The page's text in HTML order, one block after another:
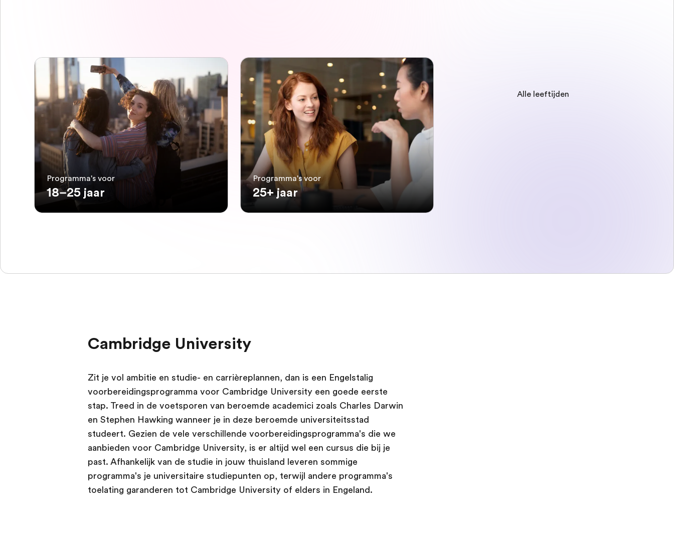
Programma's voor
18–25 jaar
Programma's voor
25+ jaar
Alle leeftijden
Cambridge University
Zit je vol ambitie en studie- en carrièreplannen, dan is een Engelstalig
voorbereidingsprogramma voor Cambridge University een goede eerste
stap. Treed in de voetsporen van beroemde academici zoals Charles Darwin
en Stephen Hawking wanneer je in deze beroemde universiteitsstad
studeert. Gezien de vele verschillende voorbereidingsprogramma's die we
aanbieden voor Cambridge University, is er altijd wel een cursus die bij je
past. Afhankelijk van de studie in jouw thuisland leveren sommige
programma's je universitaire studiepunten op, terwijl andere programma's
toelating garanderen tot Cambridge University of elders in Engeland.